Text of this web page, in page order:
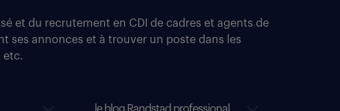
et du recrutement en CDI de cadres et agents de
ses annonces et à trouver un poste dans les
etc.